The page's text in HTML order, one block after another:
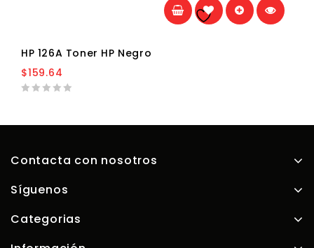
HP 126A Toner HP Negro
$159.64
of
Contacta con nosotros
Síguenos
Categorias